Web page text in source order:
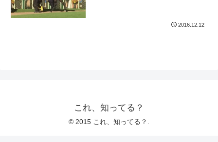
2016.12.12
これ、知ってる？
© 2015 これ、知ってる？.